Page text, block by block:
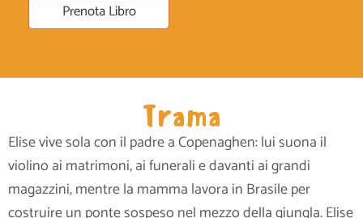
Prenota Libro
Trama
Elise vive sola con il padre a Copenaghen: lui suona il
violino ai matrimoni, ai funerali e davanti ai grandi
magazzini, mentre la mamma lavora in Brasile per
costruire un ponte sospeso nel mezzo della giungla. Elise